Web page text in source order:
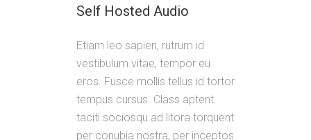
Self Hosted Audio
Etiam leo sapien, rutrum id
vestibulum vitae, tempor eu
eros. Fusce mollis tellus id tortor
tempus cursus. Class aptent
taciti sociosqu ad litora torquent
per conubia nostra, per inceptos